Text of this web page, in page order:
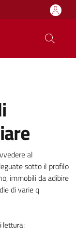
al
sotto il profilo
immobili da adibire
di varie q
lettura: